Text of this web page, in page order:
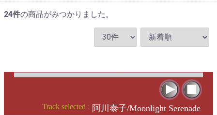
24件の商品がみつかりました。
Track selected : 阿川泰子/Moonlight Serenade